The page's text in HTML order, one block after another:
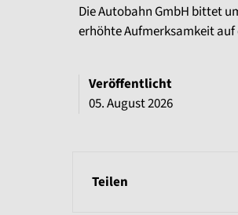
Die Autobahn GmbH bittet
erhöhte Aufmerksamkeit
Veröffentlicht
05. August 2026
Teilen